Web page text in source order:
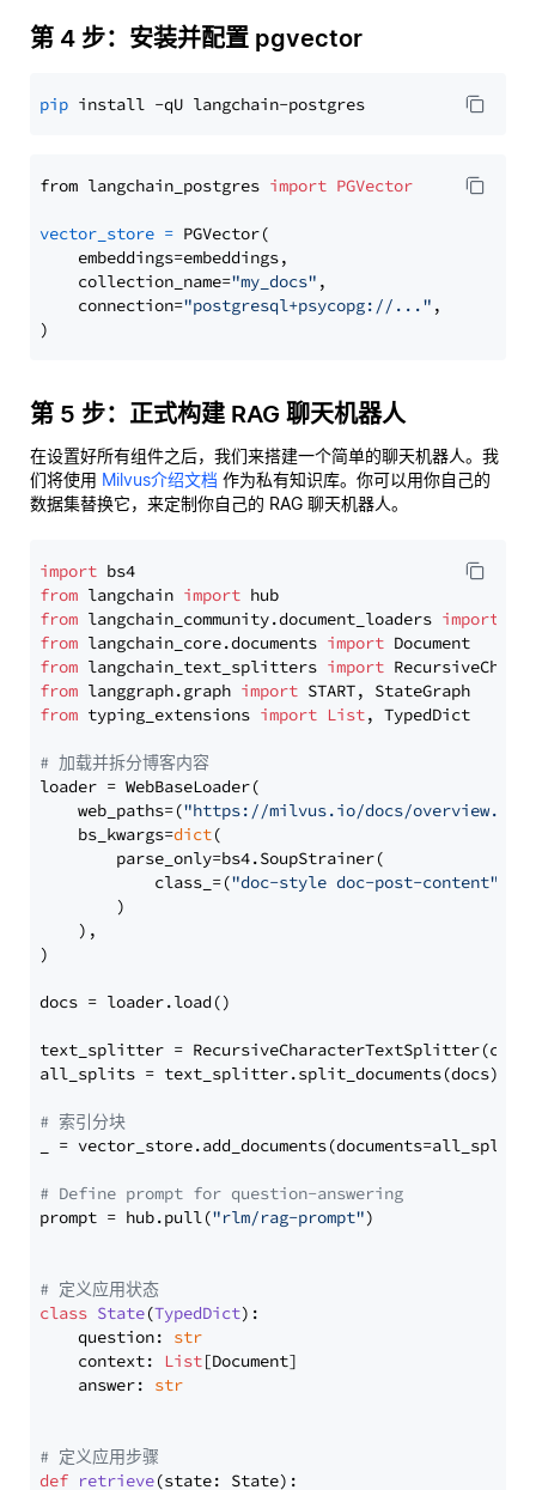
第 4 步：安装并配置 pgvector
pip
from langchain_postgres import PGVector
vector_store = PGVector(
    embeddings=embeddings,
    collection_name=
"my_docs" ,
    connection=
"postgresql+psycopg://..." ,
第 5 步：正式构建 RAG 聊天机器人
在设置好所有组件之后，我们来搭建一个简单的聊天机器人。我
们将使用 Milvus介绍文档 作为私有知识库。你可以用你自己的
数据集替换它，来定制你自己的 RAG 聊天机器人。
import
from langchain import
from langchain_community.document_loaders import
from langchain_core.documents import
from langchain_text_splitters import
from langgraph.graph import
from typing_extensions import List, TypedDict
# 加载并拆分博客内容
loader = WebBaseLoader(
    web_paths=(
"https://milvus.io/docs/overview.md"
    bs_kwargs=
dict(
        parse_only=bs4.SoupStrainer(
            class_=(
"doc-style doc-post-content"
        )
    ),
)
docs = loader.load()
text_splitter =
all_splits = text_splitter.split_documents(docs)
# 索引分块
_ = vector_store.add_documents(documents=all_splits)
# Define prompt for question-answering
prompt = hub.pull("rlm/rag-prompt")
# 定义应用状态
class State(TypedDict):
    question:
str
    context:
List[Document]
    answer:
str
# 定义应用步骤
def retrieve(state: State):